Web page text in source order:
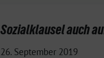
Sozialklausel auch
26. September 2019